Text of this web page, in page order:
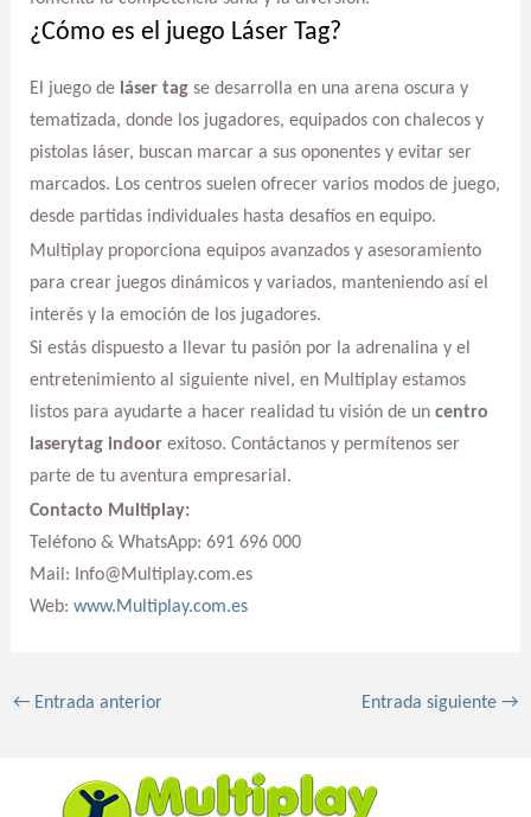
¿Cómo es el juego Láser Tag?
El juego de láser tagse desarrolla en una arena oscura y
tematizada, donde los jugadores, equipados con chalecos y
pistolas láser, buscan marcar a sus oponentes y evitar ser
marcados. Los centros suelen ofrecer varios modos de juego,
desde partidas individuales hasta desafíos en equipo.
Multiplay proporciona equipos avanzados y asesoramiento
para crear juegos dinámicos y variados, manteniendo así el
interés y la emoción de los jugadores.
Si estás dispuesto a llevar tu pasión por la adrenalina y el
entretenimiento al siguiente nivel, en Multiplay estamos
listos para ayudarte a hacer realidad tu visión de un centro
laserytag indoorexitoso. Contáctanos y permítenos ser
parte de tu aventura empresarial.
Contacto Multiplay:
Teléfono & WhatsApp: 691 696 000
Mail: Info@Multiplay.com.es
Web: www.Multiplay.com.es
←Entrada anterior Entrada siguiente→